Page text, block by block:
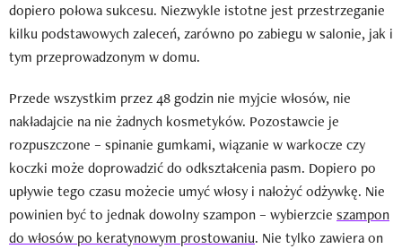
dopiero połowa sukcesu. Niezwykle istotne jest przestrzeganie
kilku podstawowych zaleceń, zarówno po zabiegu w salonie, jak i
tym przeprowadzonym w domu.
Przede wszystkim przez 48 godzin nie myjcie włosów, nie
nakładajcie na nie żadnych kosmetyków. Pozostawcie je
rozpuszczone – spinanie gumkami, wiązanie w warkocze czy
koczki może doprowadzić do odkształcenia pasm. Dopiero po
upływie tego czasu możecie umyć włosy i nałożyć odżywkę. Nie
powinien być to jednak dowolny szampon – wybierzcie szampon
do włosów po keratynowym prostowaniu. Nie tylko zawiera on